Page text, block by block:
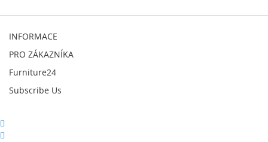
INFORMACE
PRO ZÁKAZNÍKA
Furniture24
Subscribe Us